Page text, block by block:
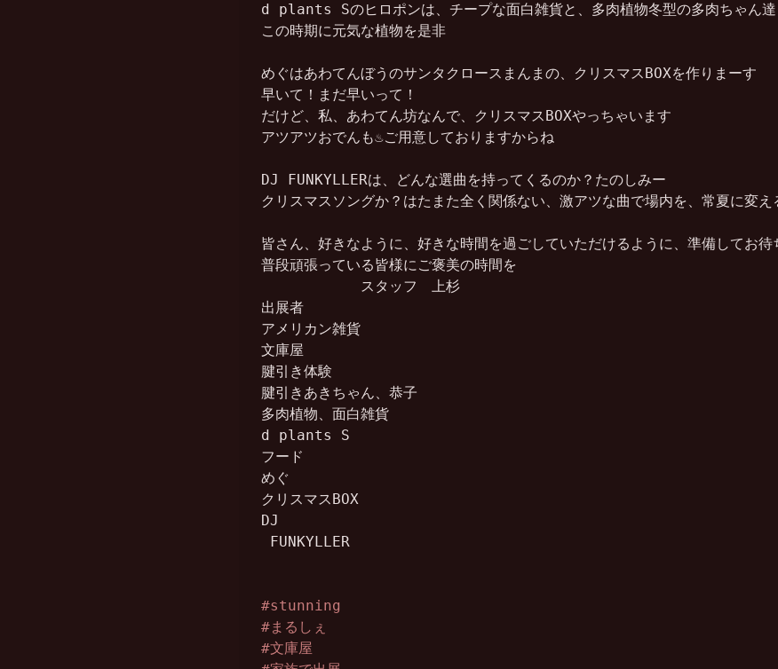
d plants Sのヒロポンは、チープな面白雑貨と、多肉植物冬型の多肉ちゃん達
この時期に元気な植物を是非
めぐはあわてんぼうのサンタクロースまんまの、クリスマスBOXを作りまーす
早いて！まだ早いって！
だけど、私、あわてん坊なんで、クリスマスBOXやっちゃいます
アツアツおでんも♨︎ご用意しておりますからね
DJ FUNKYLLERは、どんな選曲を持ってくるのか？たのしみー
クリスマスソングか？はたまた全く関係ない、激アツな曲で場内を、常夏に変え
皆さん、好きなように、好きな時間を過ごしていただけるように、準備してお待
普段頑張っている皆様にご褒美の時間を
スタッフ　上杉
出展者
アメリカン雑貨
文庫屋
腱引き体験
腱引きあきちゃん、恭子
多肉植物、面白雑貨
d plants S
フード
めぐ
クリスマスBOX
DJ
#stunning
#まるしぇ
#文庫屋